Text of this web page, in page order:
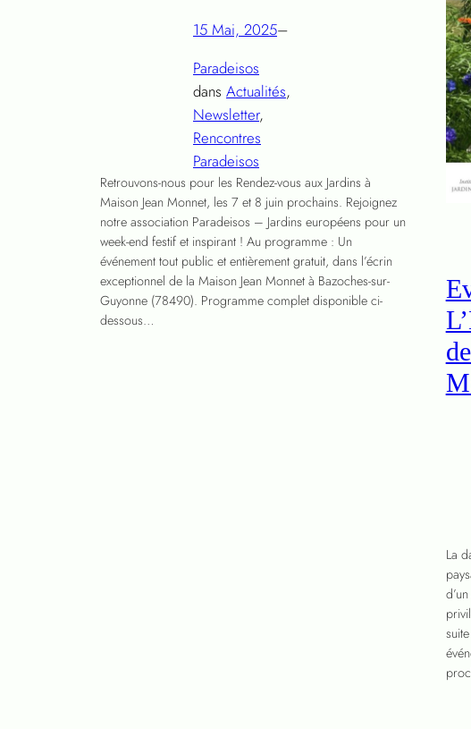
15 Mai, 2025–
Paradeisos
dans Actualités
Newsletter
Rencontres
Paradeisos
Retrouvons-nous pour les Rendez-vous aux Jardins à
Maison Jean Monnet, les 7 et 8 juin prochains. Rejoignez
notre association Paradeisos – Jardins européens pour un
week-end festif et inspirant ! Au programme : Un
événement tout public et entièrement gratuit, dans l’écrin
exceptionnel de la Maison Jean Monnet à Bazoches-sur-
Guyonne (78490). Programme complet disponible ci-
dessous…
La